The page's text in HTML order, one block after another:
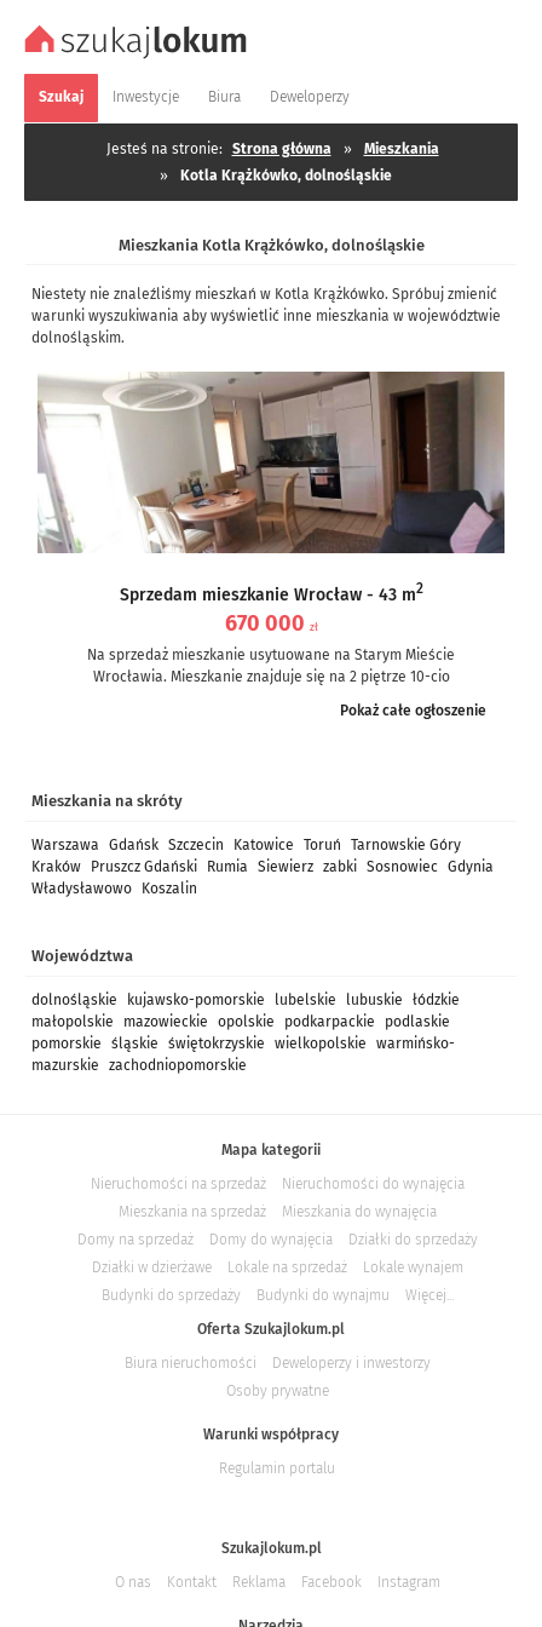
Szukaj Inwestycje Biura Deweloperzy
Jesteś na stronie: Strona główna »
Mieszkania
»
Kotla Krążkówko, dolnośląskie
Mieszkania Kotla Krążkówko, dolnośląskie
Niestety nie znaleźliśmy mieszkań w Kotla Krążkówko. Spróbuj zmienić
warunki wyszukiwania aby wyświetlić inne mieszkania w województwie
dolnośląskim.
Sprzedam mieszkanie Wrocław - 43 m2
670 000 zł
Na sprzedaż mieszkanie usytuowane na Starym Mieście
Wrocławia. Mieszkanie znajduje się na 2 piętrze 10-cio
Pokaż całe ogłoszenie
Mieszkania na skróty
Warszawa Gdańsk Szczecin Katowice Toruń
Tarnowskie Góry
Kraków
Pruszcz Gdański Rumia Siewierz zabki Sosnowiec Gdynia
Władysławowo
Koszalin
Województwa
dolnośląskie kujawsko-pomorskie lubelskie lubuskie
łódzkie
małopolskie
mazowieckie opolskie podkarpackie
podlaskie
pomorskie
śląskie świętokrzyskie wielkopolskie
warmińsko-
mazurskie
zachodniopomorskie
Mapa kategorii
Nieruchomości na sprzedaż
Nieruchomości do wynajęcia
Mieszkania na sprzedaż
Mieszkania do wynajęcia
Domy na sprzedaż
Domy do wynajęcia
Działki do sprzedaży
Działki w dzierżawe
Lokale na sprzedaż
Lokale wynajem
Budynki do sprzedaży
Budynki do wynajmu
Więcej...
Oferta Szukajlokum.pl
Biura nieruchomości
Deweloperzy i inwestorzy
Osoby prywatne
Warunki współpracy
Regulamin portalu
Szukajlokum.pl
O nas
Kontakt Reklama Facebook Instagram